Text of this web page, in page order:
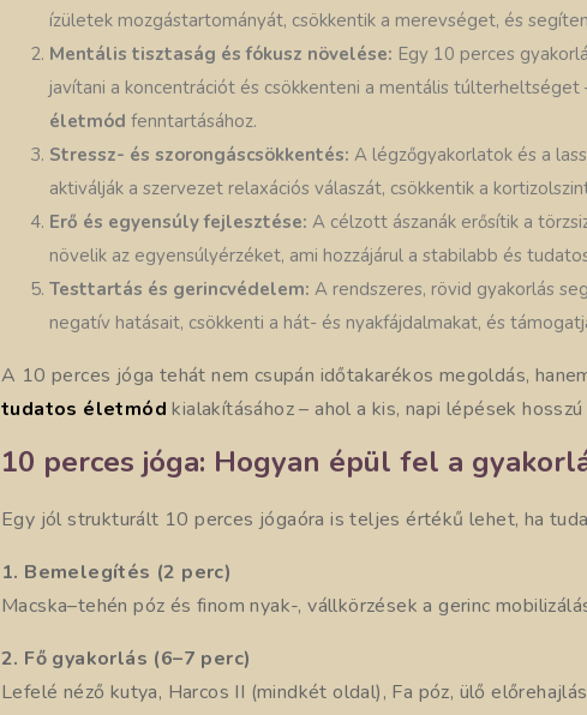
ízületek mozgástartományát, csökkentik a merevséget, és
Mentális tisztaság és fókusz növelése: Egy 10 perces
javítani a koncentrációt és csökkenteni a mentális
életmód fenntartásához.
Stressz- és szorongáscsökkentés: A légzőgyakorlatok és a
aktiválják a szervezet relaxációs válaszát, csökkentik a
Erő és egyensúly fejlesztése: A célzott ászanák erősítik a
növelik az egyensúlyérzéket, ami hozzájárul a stabilabb és
Testtartás és gerincvédelem: A rendszeres, rövid gyakorlás
negatív hatásait, csökkenti a hát- és nyakfájdalmakat, és
A 10 perces jóga tehát nem csupán időtakarékos megoldás,
tudatos életmód kialakításához – ahol a kis, napi lépések
10 perces jóga: Hogyan épül fel a
Egy jól strukturált 10 perces jógaóra is teljes értékű lehet, ha
1. Bemelegítés (2 perc)
Macska–tehén póz és finom nyak-, vállkörzések a gerinc
2. Fő gyakorlás (6–7 perc)
Lefelé néző kutya, Harcos II (mindkét oldal), Fa póz, ülő